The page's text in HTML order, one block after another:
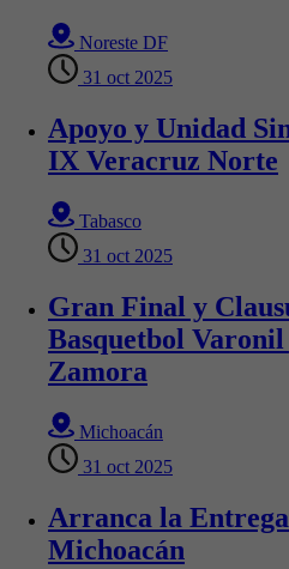
Noreste DF
31 oct 2025
Apoyo y Unidad
IX Veracruz Norte
Tabasco
31 oct 2025
Gran Final y
Basquetbol
Zamora
Michoacán
31 oct 2025
Arranca la Entrega
Michoacán